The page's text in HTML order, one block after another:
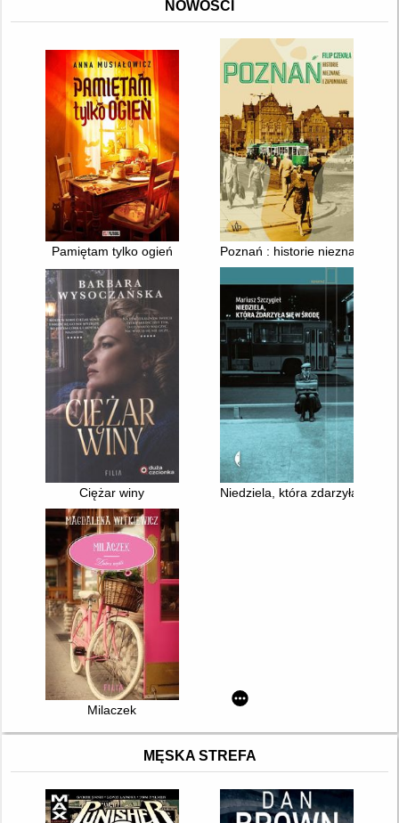
NOWOŚCI
Pamiętam tylko ogień Poznań : historie nieznane i
Ciężar winy Niedziela, która zdarzyła się w
Milaczek
MĘSKA STREFA